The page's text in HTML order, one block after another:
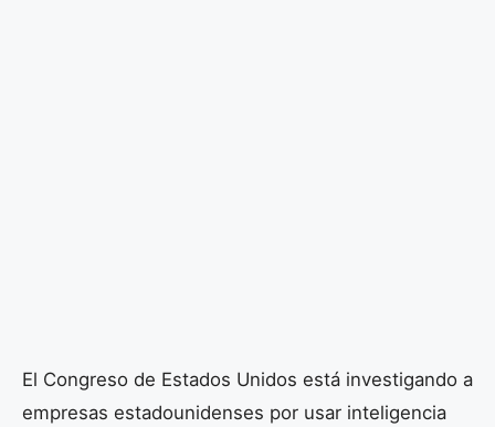
El Congreso de Estados Unidos está investigando a
empresas estadounidenses por usar inteligencia